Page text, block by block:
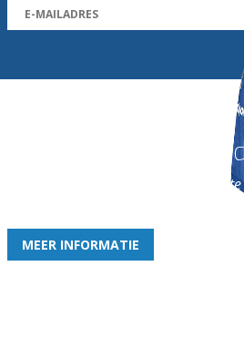
Word nu lid van
en geniet iedere week van het
MEER INFORMATIE